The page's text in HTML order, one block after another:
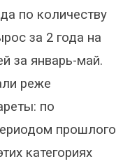
по количеству
за 2 года на
за январь-май.
реже
по
прошлого
категориях